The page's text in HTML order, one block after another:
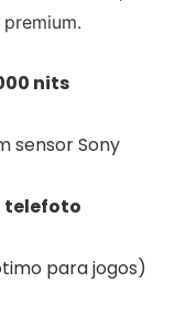
nits
sensor Sony
telefoto
para jogos)